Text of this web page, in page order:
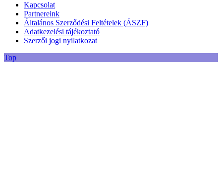
Kapcsolat
Partnereink
Általános Szerződési Feltételek (ÁSZF)
Adatkezelési tájékoztató
Szerzői jogi nyilatkozat
Top